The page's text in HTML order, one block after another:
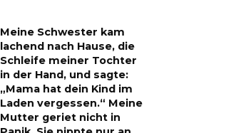
Meine Schwester kam
lachend nach Hause, die
Schleife meiner Tochter
in der Hand, und sagte:
„Mama hat dein Kind im
Laden vergessen.“ Meine
Mutter geriet nicht in